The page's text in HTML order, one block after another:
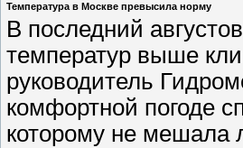
Температура в Москве превысила норму
В последний
температур выше
руководитель
комфортной погоде
которому не мешала